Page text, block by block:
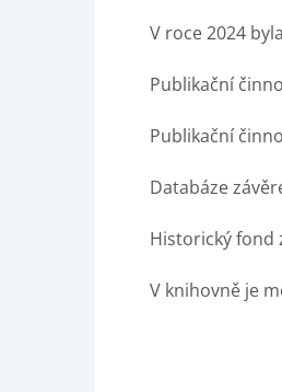
V roce 2024
Publikační
Publikační
Databáze
Historický fond
V knihovně je